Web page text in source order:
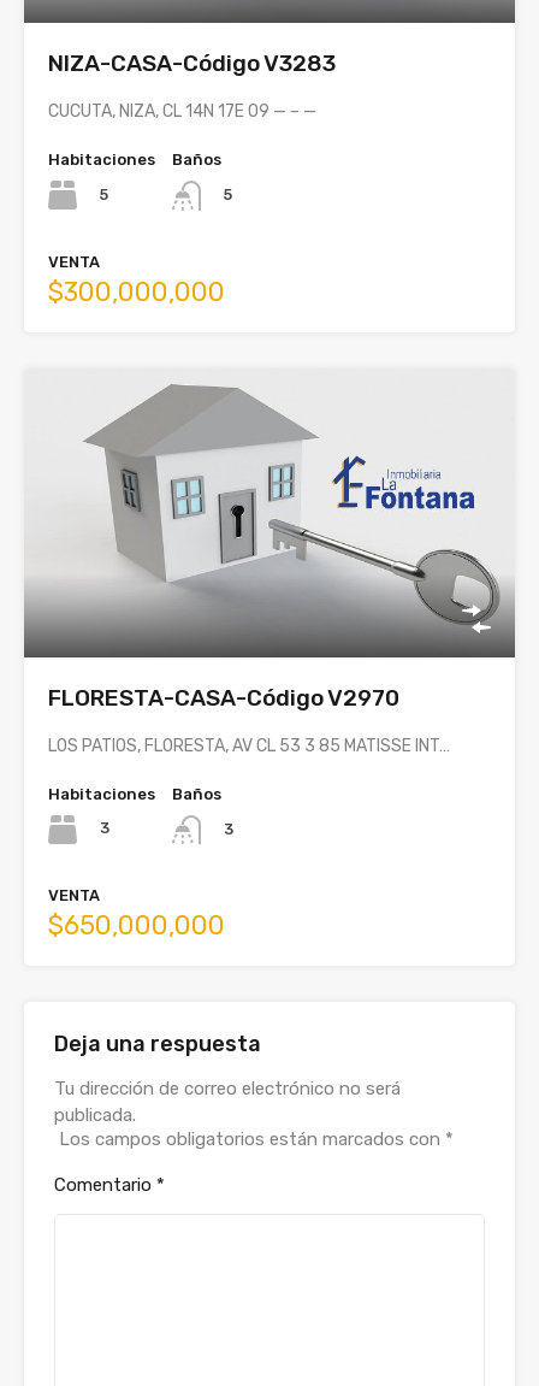
NIZA-CASA-Código V3283
CUCUTA, NIZA, CL 14N 17E 09 — – —
Habitaciones
5
Baños
5
VENTA
$300,000,000
FLORESTA-CASA-Código V2970
LOS PATIOS, FLORESTA, AV CL 53 3 85 MATISSE INT…
Habitaciones
3
Baños
3
VENTA
$650,000,000
Deja una respuesta
Tu dirección de correo electrónico no será
publicada.
Los campos obligatorios están marcados con *
Comentario *